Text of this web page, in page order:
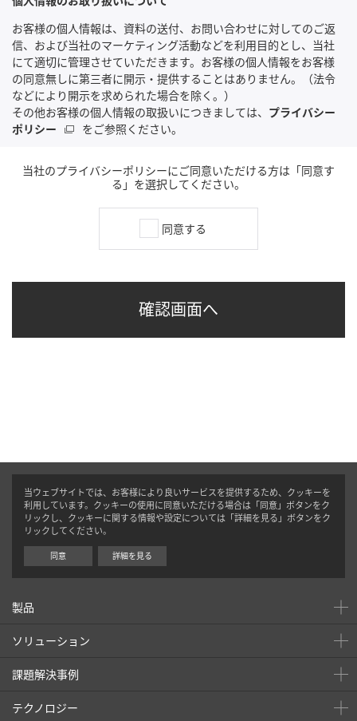
お客様の個人情報は、資料の送付、お問い合わせに対してのご返
信、および当社のマーケティング活動などを利用目的とし、当社
にて適切に管理させていただきます。お客様の個人情報をお客様
の同意無しに第三者に開示・提供することはありません。（法令
などにより開示を求められた場合を除く。）
その他お客様の個人情報の取扱いにつきましては、 プライバシー
ポリシー
をご参照ください。
当社のプライバシーポリシーにご同意いただける方は「同意す
る」を選択してください。
同意する
確認画面へ
当ウェブサイトでは、お客様により良いサービスを提供するため、クッキーを
利用しています。クッキーの使用に同意いただける場合は「同意」ボタンをク
リックし、クッキーに関する情報や設定については「詳細を見る」ボタンをク
リックしてください。
同意 詳細を見る
製品
ソリューション
課題解決事例
テクノロジー